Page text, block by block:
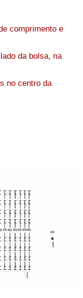
comprimento e
da bolsa, na
no centro da